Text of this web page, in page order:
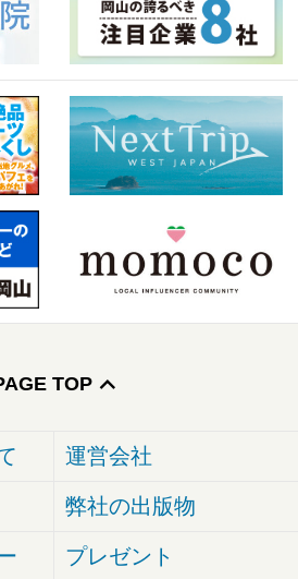
TOP
運営会社
弊社の出版物
プレゼント